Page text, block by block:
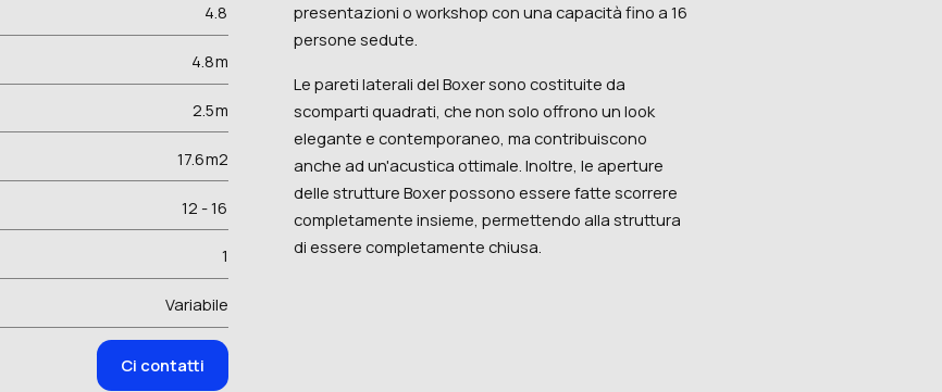
4.8
4.8m
2.5m
17.6m2
12 - 16
1
Variabile
Ci contatti
presentazioni o workshop con una capacità fino a 16
persone sedute.
Le pareti laterali del Boxer sono costituite da
scomparti quadrati, che non solo offrono un look
elegante e contemporaneo, ma contribuiscono
anche ad un'acustica ottimale. Inoltre, le aperture
delle strutture Boxer possono essere fatte scorrere
completamente insieme, permettendo alla struttura
di essere completamente chiusa.